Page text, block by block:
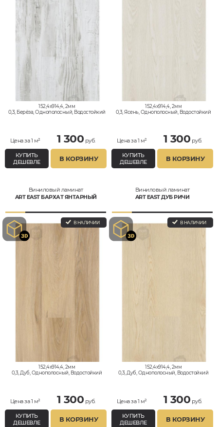
152,4x914,4, 2мм
0,3, Берёза, Однополосный, Водостойкий
Цена за 1 м² 1 300 руб.
КУПИТЬ
ДЕШЕВЛЕ
В КОРЗИНУ
152,4x914,4, 2мм
0,3, Ясень, Однополосный, Водостойкий
Цена за 1 м² 1 300 руб.
КУПИТЬ
ДЕШЕВЛЕ
В КОРЗИНУ
Виниловый ламинат
ART EAST БАРХАТ ЯНТАРНЫЙ
В НАЛИЧИИ
152,4x914,4, 2мм
0,3, Дуб, Однополосный, Водостойкий
Цена за 1 м² 1 300 руб.
КУПИТЬ
ДЕШЕВЛЕ
В КОРЗИНУ
Виниловый ламинат
ART EAST ДУБ РИЧИ
В НАЛИЧИИ
152,4x914,4, 2мм
0,3, Дуб, Однополосный, Водостойкий
Цена за 1 м² 1 300 руб.
КУПИТЬ
ДЕШЕВЛЕ
В КОРЗИНУ